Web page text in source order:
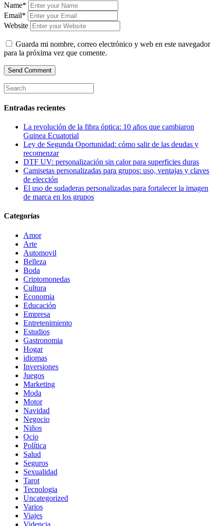
Name*
Email*
Website
Guarda mi nombre, correo electrónico y web en este navegador
para la próxima vez que comente.
Entradas recientes
La revolución de la fibra óptica: 10 años que cambiaron
Guinea Ecuatorial
Ley de Segunda Oportunidad: cómo salir de las deudas y
recomenzar
DTF UV: personalización sin calor para superficies duras
Camisetas personalizadas para grupos: uso, ventajas y claves
de elección
El uso de sudaderas personalizadas para fortalecer la imagen
de marca en los grupos
Categorías
Amor
Arte
Automovil
Belleza
Boda
Criptomonedas
Cultura
Economia
Educación
Empresa
Entretenimiento
Estudios
Gastronomia
Hogar
idiomas
Inversiones
Juegos
Marketing
Moda
Motor
Navidad
Negocio
Niños
Ocio
Política
Salud
Seguros
Sexualidad
Tarot
Tecnologia
Uncategorized
Varios
Viajes
Videncia